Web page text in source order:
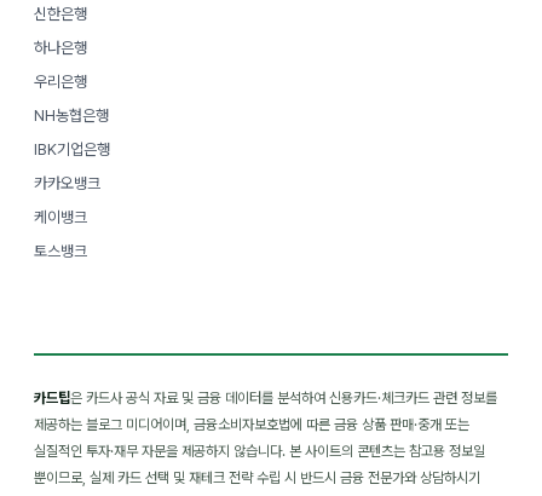
신한은행
하나은행
우리은행
NH농협은행
IBK기업은행
카카오뱅크
케이뱅크
토스뱅크
카드팁은 카드사 공식 자료 및 금융 데이터를 분석하여 신용카드·체크카드 관련 정보를
제공하는 블로그 미디어이며, 금융소비자보호법에 따른 금융 상품 판매·중개 또는
실질적인 투자·재무 자문을 제공하지 않습니다. 본 사이트의 콘텐츠는 참고용 정보일
뿐이므로, 실제 카드 선택 및 재테크 전략 수립 시 반드시 금융 전문가와 상담하시기